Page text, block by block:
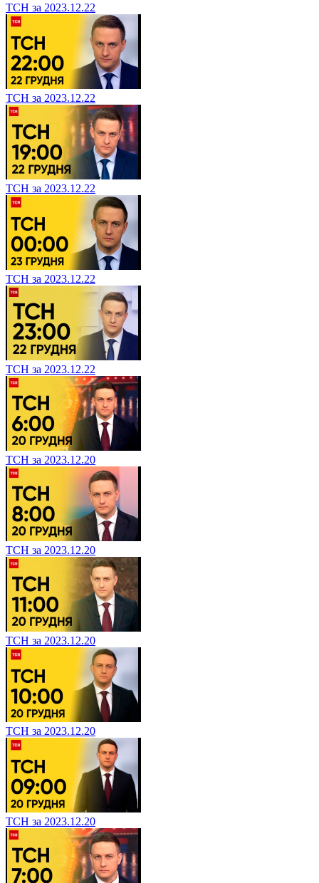
ТСН за 2023.12.22
ТСН за 2023.12.22
ТСН за 2023.12.22
ТСН за 2023.12.22
ТСН за 2023.12.22
ТСН за 2023.12.20
ТСН за 2023.12.20
ТСН за 2023.12.20
ТСН за 2023.12.20
ТСН за 2023.12.20